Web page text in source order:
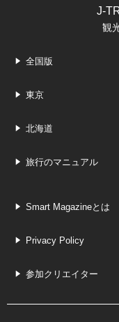
J-
観
全国版
東京
北海道
旅行のマニュアル
Smart Magazineとは
Privacy Policy
参加クリエイター